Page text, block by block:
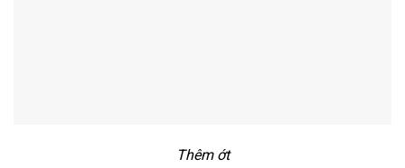
Thêm ớt